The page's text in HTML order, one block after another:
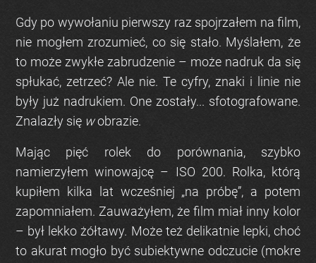
Gdy po wywołaniu pierwszy raz spojrzałem na film,
nie mogłem zrozumieć, co się stało. Myślałem, że
to może zwykłe zabrudzenie – może nadruk da się
spłukać, zetrzeć? Ale nie. Te cyfry, znaki i linie nie
były już nadrukiem. One zostały... sfotografowane.
Znalazły się wobrazie.
Mając pięć rolek do porównania, szybko
namierzyłem winowajcę – ISO 200. Rolka, którą
kupiłem kilka lat wcześniej „na próbę”, a potem
zapomniałem. Zauważyłem, że film miał inny kolor
– był lekko żółtawy. Może też delikatnie lepki, choć
to akurat mogło być subiektywne odczucie (mokre